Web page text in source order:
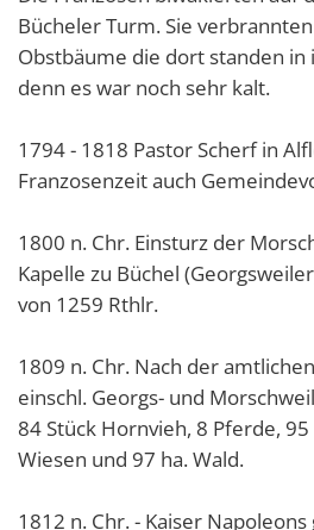
Bücheler Turm. Sie
Obstbäume die dort standen
denn es war noch sehr kalt.
1794 - 1818 Pastor Scherf in
Franzosenzeit auch
1800 n. Chr. Einsturz der
Kapelle zu Büchel
von 1259 Rthlr.
1809 n. Chr. Nach der
einschl. Georgs- und
84 Stück Hornvieh, 8 Pferde,
Wiesen und 97 ha. Wald.
1812 n. Chr. - Kaiser